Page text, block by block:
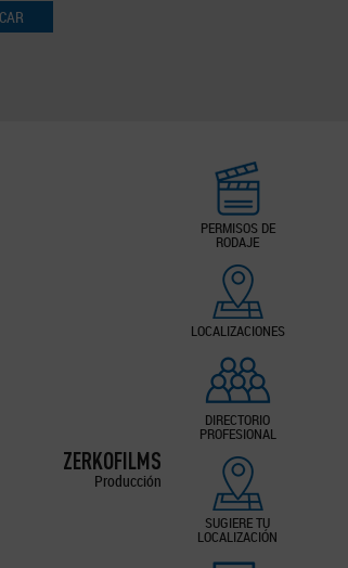
PERMISOS DE
RODAJE
LOCALIZACIONES
DIRECTORIO
PROFESIONAL
SUGIERE TU
LOCALIZACIÓN
ZERKOFILMS
Producción